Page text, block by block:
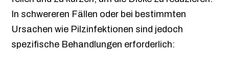
In schwereren Fällen oder bei bestimmten
Ursachen wie Pilzinfektionen sind jedoch
spezifische Behandlungen erforderlich: